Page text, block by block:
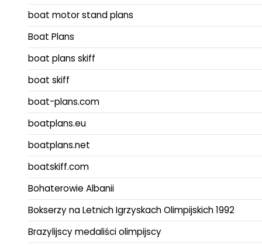
boat motor stand plans
Boat Plans
boat plans skiff
boat skiff
boat-plans.com
boatplans.eu
boatplans.net
boatskiff.com
Bohaterowie Albanii
Bokserzy na Letnich Igrzyskach Olimpijskich 1992
Brazylijscy medaliści olimpijscy